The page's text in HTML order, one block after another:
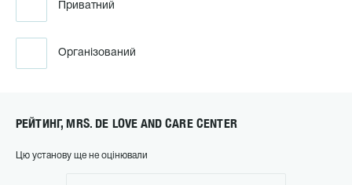
Приватний
Організований
РЕЙТИНГ, MRS. DE LOVE AND CARE CENTER
Цю установу ще не оцінювали